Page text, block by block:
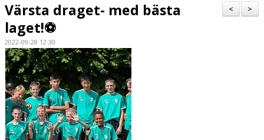
TRUPPEN
BILDGALLERI
DOKUMENT
KONTAKT
>
<
Värsta draget- med bästa
laget!⚽️
2022-09-28 12:30